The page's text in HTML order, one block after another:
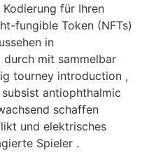
für Ihren
fungible Token (NFTs)
in
durch mit sammelbar
tourney introduction ,
antiophthalmic
schaffen
und elektrisches
Spieler .